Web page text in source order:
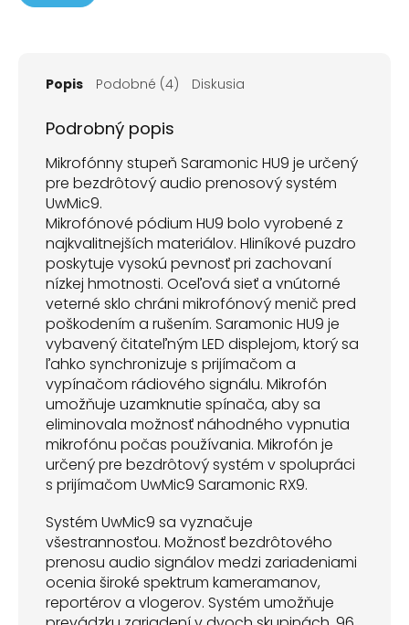
Popis Podobné (4) Diskusia
Podrobný popis
Mikrofónny stupeň Saramonic HU9 je určený
pre bezdrôtový audio prenosový systém
UwMic9.
Mikrofónové pódium HU9 bolo vyrobené z
najkvalitnejších materiálov. Hliníkové puzdro
poskytuje vysokú pevnosť pri zachovaní
nízkej hmotnosti. Oceľová sieť a vnútorné
veterné sklo chráni mikrofónový menič pred
poškodením a rušením. Saramonic HU9 je
vybavený čitateľným LED displejom, ktorý sa
ľahko synchronizuje s prijímačom a
vypínačom rádiového signálu. Mikrofón
umožňuje uzamknutie spínača, aby sa
eliminovala možnosť náhodného vypnutia
mikrofónu počas používania. Mikrofón je
určený pre bezdrôtový systém v spolupráci
s prijímačom UwMic9 Saramonic RX9.
Systém UwMic9 sa vyznačuje
všestrannosťou. Možnosť bezdrôtového
prenosu audio signálov medzi zariadeniami
ocenia široké spektrum kameramanov,
reportérov a vlogerov. Systém umožňuje